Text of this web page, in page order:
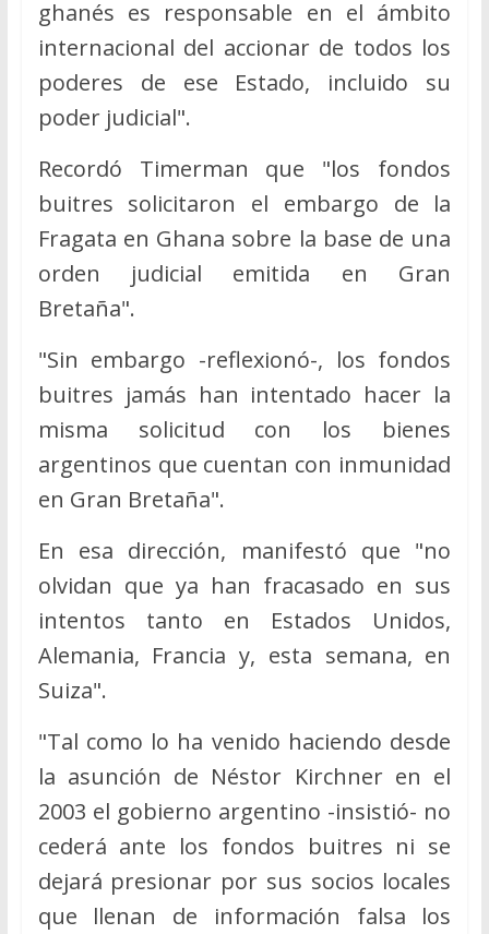
ghanés es responsable en el ámbito
internacional del accionar de todos los
poderes de ese Estado, incluido su
poder judicial".
Recordó Timerman que "los fondos
buitres solicitaron el embargo de la
Fragata en Ghana sobre la base de una
orden judicial emitida en Gran
Bretaña".
"Sin embargo -reflexionó-, los fondos
buitres jamás han intentado hacer la
misma solicitud con los bienes
argentinos que cuentan con inmunidad
en Gran Bretaña".
En esa dirección, manifestó que "no
olvidan que ya han fracasado en sus
intentos tanto en Estados Unidos,
Alemania, Francia y, esta semana, en
Suiza".
"Tal como lo ha venido haciendo desde
la asunción de Néstor Kirchner en el
2003 el gobierno argentino -insistió- no
cederá ante los fondos buitres ni se
dejará presionar por sus socios locales
que llenan de información falsa los